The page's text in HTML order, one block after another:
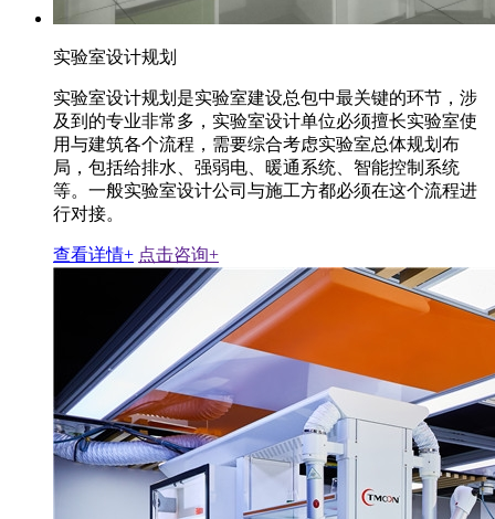
实验室设计规划
实验室设计规划是实验室建设总包中最关键的环节，涉
及到的专业非常多，实验室设计单位必须擅长实验室使
用与建筑各个流程，需要综合考虑实验室总体规划布
局，包括给排水、强弱电、暖通系统、智能控制系统
等。一般实验室设计公司与施工方都必须在这个流程进
行对接。
查看详情+ 点击咨询+